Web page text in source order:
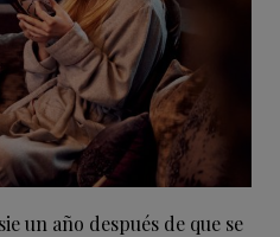
un año después de que se